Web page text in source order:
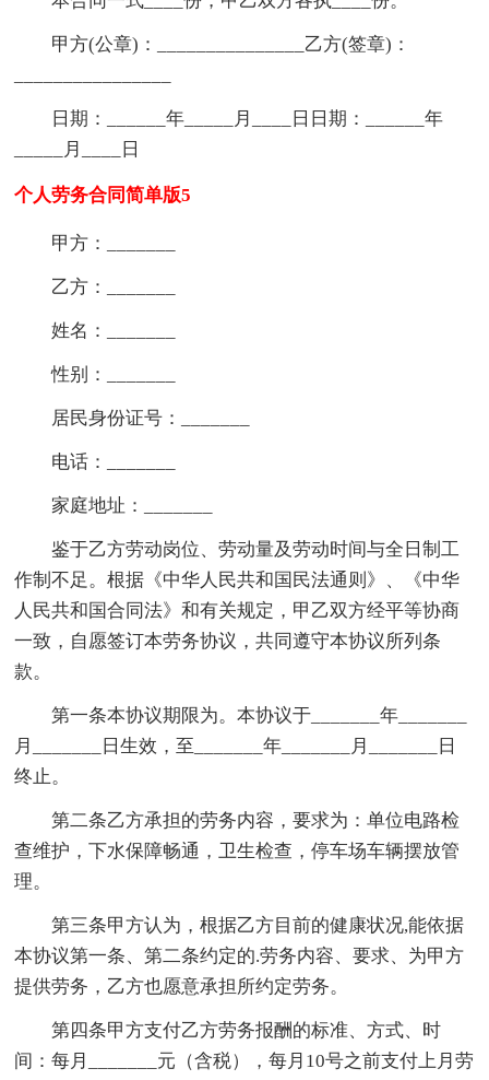
甲方(公章)：_______________乙方(签章)：
日期：______年_____月____日日期：______年
_____月____日
个人劳务合同简单版5
甲方：_______
乙方：_______
姓名：_______
性别：_______
居民身份证号：_______
电话：_______
家庭地址：_______
鉴于乙方劳动岗位、劳动量及劳动时间与全日制工
作制不足。根据《中华人民共和国民法通则》、《中华
人民共和国合同法》和有关规定，甲乙双方经平等协商
一致，自愿签订本劳务协议，共同遵守本协议所列条
款。
第一条本协议期限为。本协议于_______年_______
月_______日生效，至_______年_______月_______日
终止。
第二条乙方承担的劳务内容，要求为：单位电路检
查维护，下水保障畅通，卫生检查，停车场车辆摆放管
理。
第三条甲方认为，根据乙方目前的健康状况,能依据
本协议第一条、第二条约定的.劳务内容、要求、为甲方
提供劳务，乙方也愿意承担所约定劳务。
第四条甲方支付乙方劳务报酬的标准、方式、时
间：每月_______元（含税），每月10号之前支付上月劳